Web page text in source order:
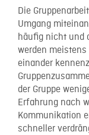
Die
Umgang
häufig nicht und
werden
einander
der Gruppe
Erfahrung nach
Kommunikation
schneller